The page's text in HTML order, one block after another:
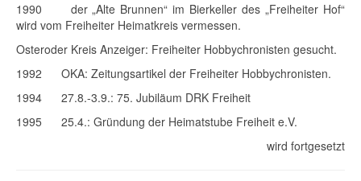
1990 der „Alte Brunnen“ im Bierkeller des „Freiheiter Hof“
wird vom Freiheiter Heimatkreis vermessen.
Osteroder Kreis Anzeiger: Freiheiter Hobbychronisten gesucht.
1992 OKA: Zeitungsartikel der Freiheiter Hobbychronisten.
1994 27.8.-3.9.: 75. Jubiläum DRK Freiheit
1995 25.4.: Gründung der Heimatstube Freiheit e.V.
wird fortgesetzt